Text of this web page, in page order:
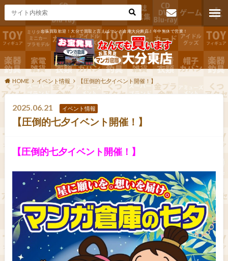
出張買取歓迎！大分で買取と言えばマンガ倉庫大分東店！年中無休で営業！
お問い合わ
せ
HOME イベント情報 【圧倒的七夕イベント開催！】
2025.06.21 イベント情報
【圧倒的七夕イベント開催！】
【圧倒的七夕イベント開催！】